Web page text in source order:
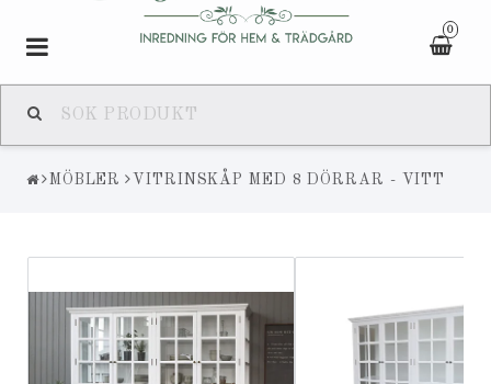
0
Toggle
MÖBLER VITRINSKÅP MED 8 DÖRRAR - VITT